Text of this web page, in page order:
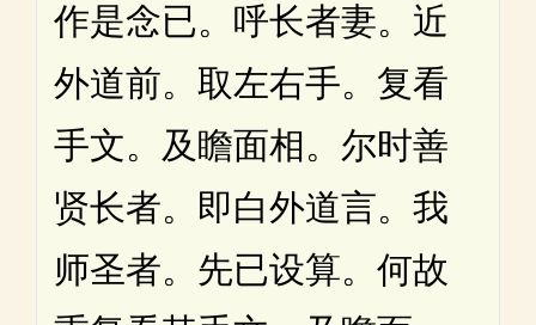
作是念已。呼长者妻。近
外道前。取左右手。复看
手文。及瞻面相。尔时善
贤长者。即白外道言。我
师圣者。先已设算。何故